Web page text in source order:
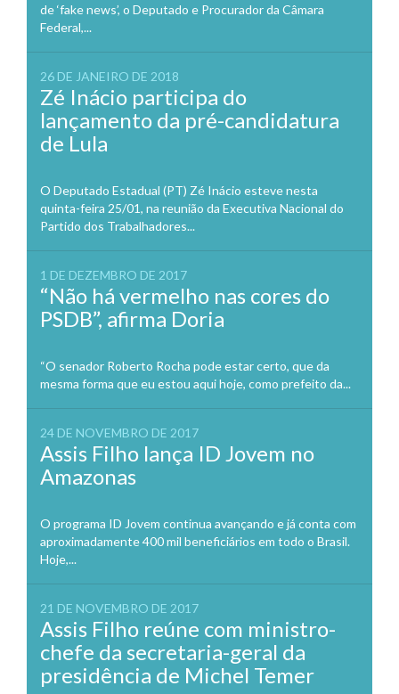
de ‘fake news’, o Deputado e Procurador da Câmara
Federal,...
26 DE JANEIRO DE 2018
Zé Inácio participa do
lançamento da pré-candidatura
de Lula
O Deputado Estadual (PT) Zé Inácio esteve nesta
quinta-feira 25/01, na reunião da Executiva Nacional do
Partido dos Trabalhadores...
1 DE DEZEMBRO DE 2017
“Não há vermelho nas cores do
PSDB”, afirma Doria
“O senador Roberto Rocha pode estar certo, que da
mesma forma que eu estou aqui hoje, como prefeito da...
24 DE NOVEMBRO DE 2017
Assis Filho lança ID Jovem no
Amazonas
O programa ID Jovem continua avançando e já conta com
aproximadamente 400 mil beneficiários em todo o Brasil.
Hoje,...
21 DE NOVEMBRO DE 2017
Assis Filho reúne com ministro-
chefe da secretaria-geral da
presidência de Michel Temer